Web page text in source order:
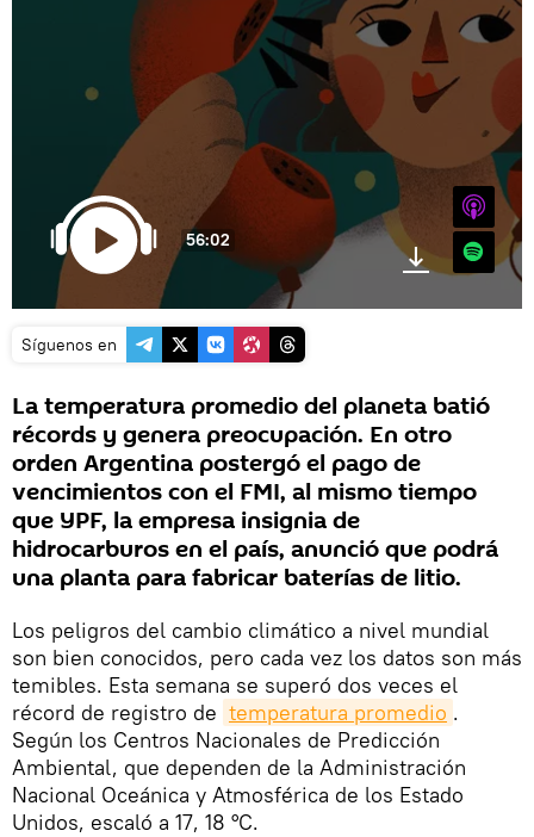
56:02 Spotify
Síguenos en
La temperatura promedio del planeta batió
récords y genera preocupación. En otro
orden Argentina postergó el pago de
vencimientos con el FMI, al mismo tiempo
que YPF, la empresa insignia de
hidrocarburos en el país, anunció que podrá
una planta para fabricar baterías de litio.
Los peligros del cambio climático a nivel mundial
son bien conocidos, pero cada vez los datos son más
temibles. Esta semana se superó dos veces el
récord de registro de temperatura promedio .
Según los Centros Nacionales de Predicción
Ambiental, que dependen de la Administración
Nacional Oceánica y Atmosférica de los Estado
Unidos, escaló a 17, 18 °C.